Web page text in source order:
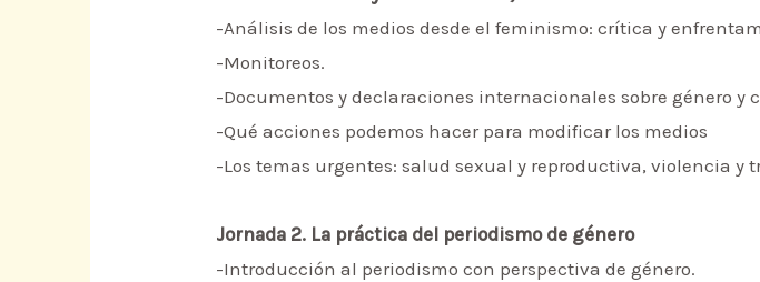
-Análisis de los medios desde el feminismo: crítica y
-Monitoreos.
-Documentos y declaraciones internacionales sobre género
-Qué acciones podemos hacer para modificar los medios
-Los temas urgentes: salud sexual y reproductiva, violencia y
Jornada 2. La práctica del periodismo de género
-Introducción al periodismo con perspectiva de género.